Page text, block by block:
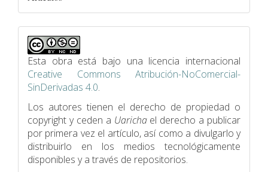
Esta obra está bajo una licencia internacional
Creative Commons Atribución-NoComercial-
SinDerivadas 4.0.
Los autores tienen el derecho de propiedad o
copyright y ceden a Uaricha el derecho a publicar
por primera vez el artículo, así como a divulgarlo y
distribuirlo en los medios tecnológicamente
disponibles y a través de repositorios.